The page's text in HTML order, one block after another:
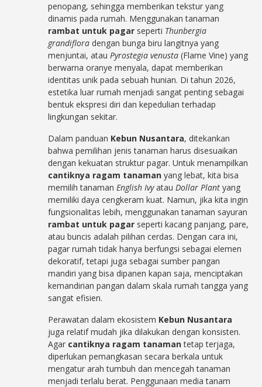
penopang, sehingga memberikan tekstur yang
dinamis pada rumah. Menggunakan tanaman
rambat untuk pagar seperti Thunbergia
grandiflora dengan bunga biru langitnya yang
menjuntai, atauPyrostegia venusta (Flame Vine) yang
berwarna oranye menyala, dapat memberikan
identitas unik pada sebuah hunian. Di tahun 2026,
estetika luar rumah menjadi sangat penting sebagai
bentuk ekspresi diri dan kepedulian terhadap
lingkungan sekitar.
Dalam panduan Kebun Nusantara, ditekankan
bahwa pemilihan jenis tanaman harus disesuaikan
dengan kekuatan struktur pagar. Untuk menampilkan
cantiknya ragam tanaman yang lebat, kita bisa
memilih tanamanEnglish IvyatauDollar Plant yang
memiliki daya cengkeram kuat. Namun, jika kita ingin
fungsionalitas lebih, menggunakan tanaman sayuran
rambat untuk pagar seperti kacang panjang, pare,
atau buncis adalah pilihan cerdas. Dengan cara ini,
pagar rumah tidak hanya berfungsi sebagai elemen
dekoratif, tetapi juga sebagai sumber pangan
mandiri yang bisa dipanen kapan saja, menciptakan
kemandirian pangan dalam skala rumah tangga yang
sangat efisien.
Perawatan dalam ekosistem Kebun Nusantara
juga relatif mudah jika dilakukan dengan konsisten.
Agar cantiknya ragam tanamantetap terjaga,
diperlukan pemangkasan secara berkala untuk
mengatur arah tumbuh dan mencegah tanaman
menjadi terlalu berat. Penggunaan media tanam